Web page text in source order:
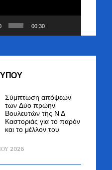
00:30
Σύμπτωση απόψεων
των Δύο πρώην
Βουλευτών της Ν.Δ
Καστοριάς για το παρόν
και το μέλλον του
2026